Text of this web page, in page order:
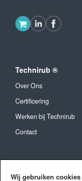
Wij gebruiken
Technirub ®
Over Ons
Certificering
Werken bij Technirub
Contact